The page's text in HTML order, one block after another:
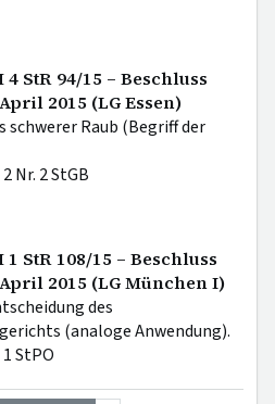
4 StR 94/15 – Beschluss
2015 (LG Essen)
schwerer Raub (Begriff der
Nr. 2 StGB
1 StR 108/15 – Beschluss
2015 (LG München I)
des
(analoge Anwendung).
StPO